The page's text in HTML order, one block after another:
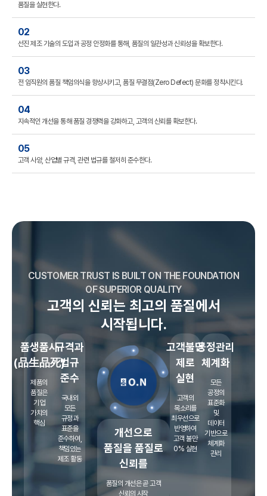
품질을 실현한다.
02
선진 제조 기술의 도입과 공정 안정화를 통해, 품질의 일관성과 신뢰성을 확보한다.
03
전 임직원의 품질 책임의식을 향상시키고, 품질 무결점(Zero Defect) 문화를 정착시킨다.
04
지속적인 개선을 통해 품질 경쟁력을 강화하고, 고객의 신뢰를 확보한다.
05
고객 사양, 산업별 규격, 관련 법규를 철저히 준수한다.
CUSTOMER TRUST IS BUILT ON THE FOUNDATION
OF SUPERIOR QUALITY
고객의 신뢰는 최고의 품질에서
시작됩니다.
품생품사
(品生品死)
제품의
품질은
기업
가치의
핵심
규격과
법규
준수
국내외
모든
규정과
표준을
준수하여,
책임있는
제조 활동
개선으로
품질을 품질로
신뢰를
품질의 개선은 곧 고객
신뢰의 시작
고객불만
제로
실현
고객의
목소리를
최우선으로
반영하여
고객 불만
0% 실현
공정관리
체계화
모든
공정의
표준화
및
데이터
기반으로
체계화
관리